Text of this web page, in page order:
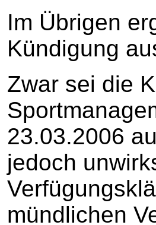
Im Übrigen
Kündigung
Zwar sei die
23.03.2006
jedoch
mündlichen